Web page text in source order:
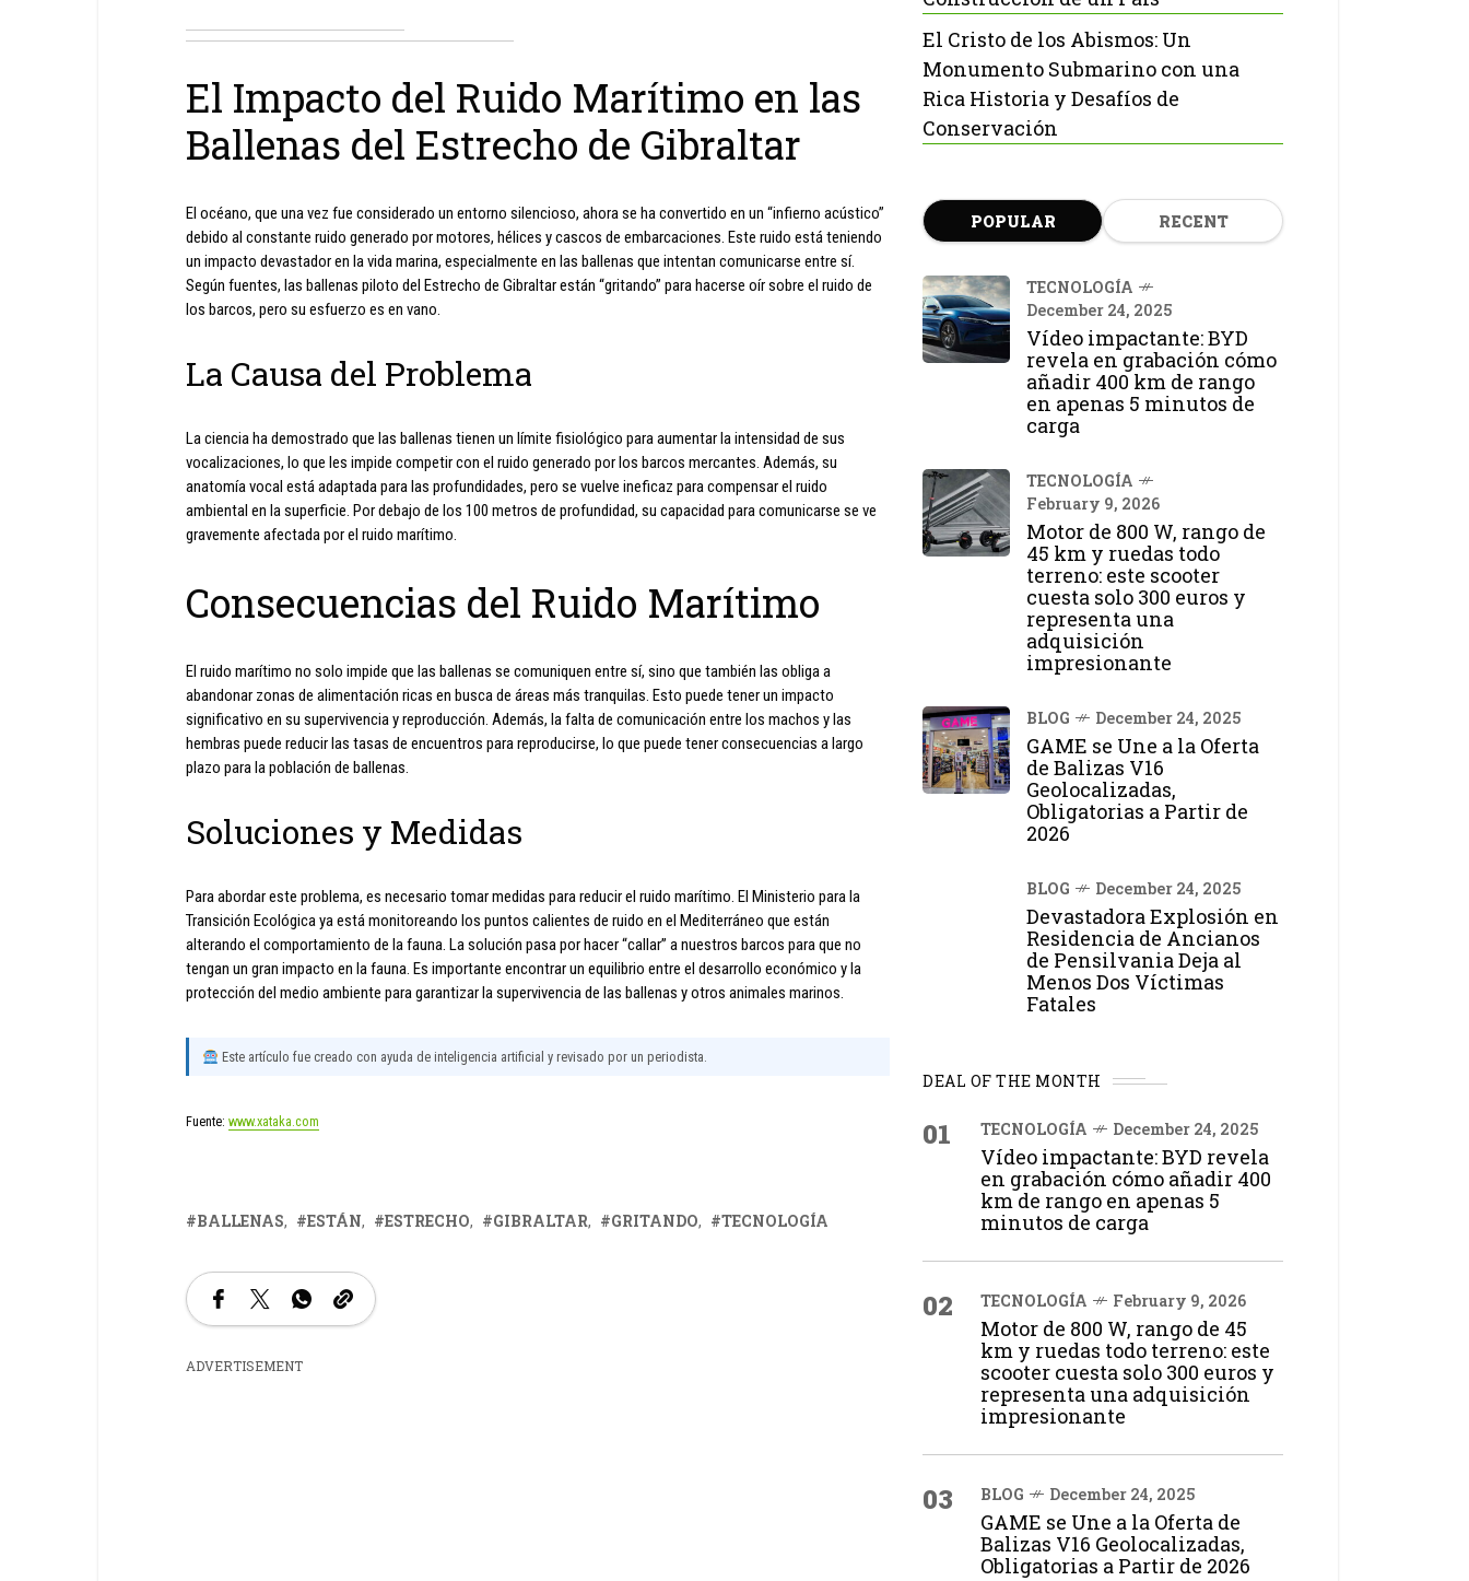
El Impacto del Ruido Marítimo en las
Ballenas del Estrecho de Gibraltar
El océano, que una vez fue considerado un entorno silencioso, ahora se ha convertido en un “infierno acústico”
debido al constante ruido generado por motores, hélices y cascos de embarcaciones. Este ruido está teniendo
un impacto devastador en la vida marina, especialmente en las ballenas que intentan comunicarse entre sí.
Según fuentes, las ballenas piloto del Estrecho de Gibraltar están “gritando” para hacerse oír sobre el ruido de
los barcos, pero su esfuerzo es en vano.
La Causa del Problema
La ciencia ha demostrado que las ballenas tienen un límite fisiológico para aumentar la intensidad de sus
vocalizaciones, lo que les impide competir con el ruido generado por los barcos mercantes. Además, su
anatomía vocal está adaptada para las profundidades, pero se vuelve ineficaz para compensar el ruido
ambiental en la superficie. Por debajo de los 100 metros de profundidad, su capacidad para comunicarse se ve
gravemente afectada por el ruido marítimo.
Consecuencias del Ruido Marítimo
El ruido marítimo no solo impide que las ballenas se comuniquen entre sí, sino que también las obliga a
abandonar zonas de alimentación ricas en busca de áreas más tranquilas. Esto puede tener un impacto
significativo en su supervivencia y reproducción. Además, la falta de comunicación entre los machos y las
hembras puede reducir las tasas de encuentros para reproducirse, lo que puede tener consecuencias a largo
plazo para la población de ballenas.
Soluciones y Medidas
Para abordar este problema, es necesario tomar medidas para reducir el ruido marítimo. El Ministerio para la
Transición Ecológica ya está monitoreando los puntos calientes de ruido en el Mediterráneo que están
alterando el comportamiento de la fauna. La solución pasa por hacer “callar” a nuestros barcos para que no
tengan un gran impacto en la fauna. Es importante encontrar un equilibrio entre el desarrollo económico y la
protección del medio ambiente para garantizar la supervivencia de las ballenas y otros animales marinos.
Este artículo fue creado con ayuda de inteligencia artificial y revisado por un periodista.
Fuente: www.xataka.com
BALLENAS ESTÁN ESTRECHO GIBRALTAR GRITANDO TECNOLOGÍA
ADVERTISEMENT
El Cristo de los Abismos: Un
Monumento Submarino con una
Rica Historia y Desafíos de
Conservación
POPULAR RECENT
TECNOLOGÍA
December 24, 2025
Vídeo impactante: BYD
revela en grabación cómo
añadir 400 km de rango
en apenas 5 minutos de
carga
TECNOLOGÍA
February 9, 2026
Motor de 800 W, rango de
45 km y ruedas todo
terreno: este scooter
cuesta solo 300 euros y
representa una
adquisición
impresionante
BLOG December 24, 2025
GAME se Une a la Oferta
de Balizas V16
Geolocalizadas,
Obligatorias a Partir de
2026
BLOG December 24, 2025
Devastadora Explosión en
Residencia de Ancianos
de Pensilvania Deja al
Menos Dos Víctimas
Fatales
DEAL OF THE MONTH
01 TECNOLOGÍA December 24, 2025
Vídeo impactante: BYD revela
en grabación cómo añadir 400
km de rango en apenas 5
minutos de carga
02 TECNOLOGÍA February 9, 2026
Motor de 800 W, rango de 45
km y ruedas todo terreno: este
scooter cuesta solo 300 euros y
representa una adquisición
impresionante
03 BLOG December 24, 2025
GAME se Une a la Oferta de
Balizas V16 Geolocalizadas,
Obligatorias a Partir de 2026